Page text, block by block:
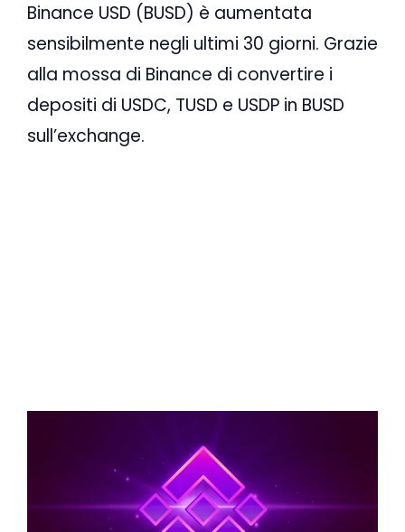
Binance USD (BUSD) è aumentata
sensibilmente negli ultimi 30 giorni. Grazie
alla mossa di Binance di convertire i
depositi di USDC, TUSD e USDP in BUSD
sull’exchange.